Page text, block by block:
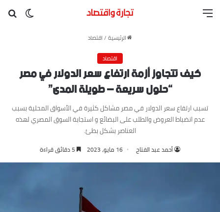
القائمة
الرئيسية / اقتصاد
اقتصاد
كيف تتجاوز أزمة ارتفاع سعر الدولار في مصر
“حلول سريعة – طويلة المدى”
تسبب ارتفاع سعر الدولار في مصر مشاكل كثيرة في الأسواق المحلية بسبب
عدم انضباط العروض والطلب على البضائع و استجابة السوق المصري لهذه
العناصر بشكل بطئ.
أحمد عبد الفتاح 16 مايو، 2023